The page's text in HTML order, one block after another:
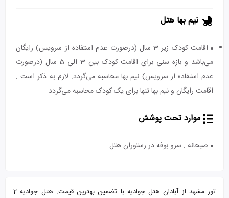
نیم بها هتل
اقامت کودک زیر 3 سال (درصورت عدم استفاده از سرویس) رایگان
می‌باشد و بازه سنی برای اقامت کودک بین 3 الی 5 سال (درصورت
عدم استفاده از سرویس) نیم بها محاسبه می‌گردد. لازم به ذکر است :
اقامت رایگان و نیم بها تنها برای یک کودک محاسبه می‌گردد.
موارد تحت پوشش
صبحانه : سرو بوفه در رستوران هتل
تور مشهد از آبادان هتل جوادیه با تضمین بهترین قیمت. هتل جوادیه 2